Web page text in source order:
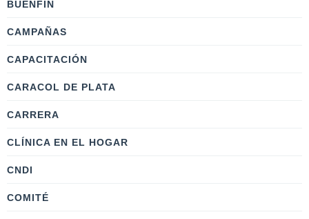
BUENFIN
CAMPAÑAS
CAPACITACIÓN
CARACOL DE PLATA
CARRERA
CLÍNICA EN EL HOGAR
CNDI
COMITÉ